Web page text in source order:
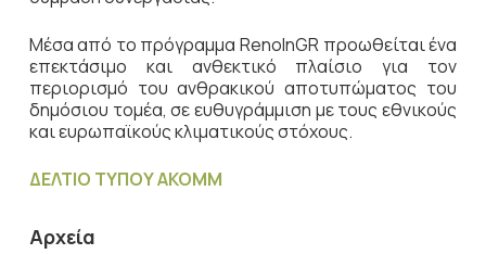
Μέσα από το πρόγραμμα RenoInGR προωθείται ένα
επεκτάσιμο και ανθεκτικό πλαίσιο για τον
περιορισμό του ανθρακικού αποτυπώματος του
δημόσιου τομέα, σε ευθυγράμμιση με τους εθνικούς
και ευρωπαϊκούς κλιματικούς στόχους.
ΔΕΛΤΙΟ ΤΥΠΟΥ ΑΚΟΜΜ
Αρχεία